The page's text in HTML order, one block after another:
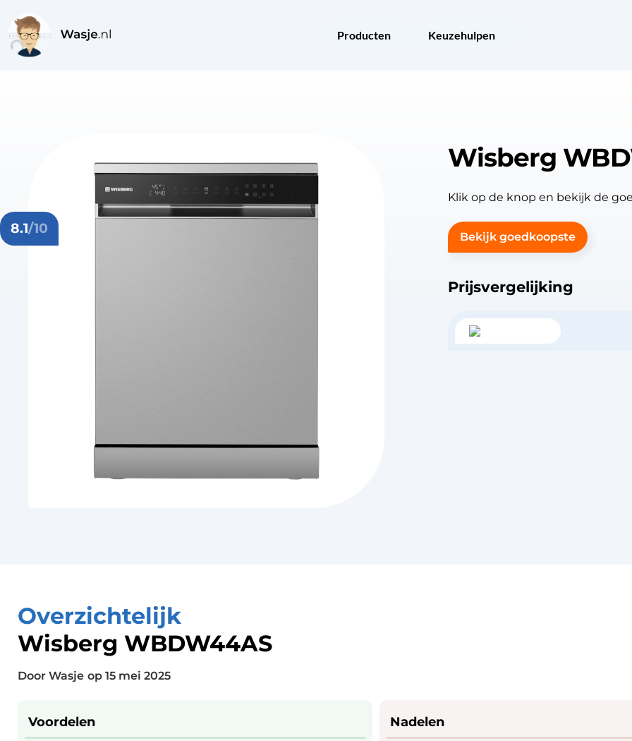
Producten Keuzehulpen
8.1/10
Wisberg
Klik op de knop en bekijk de
Bekijk goedkoopste
Prijsvergelijking
Overzichtelijk
Wisberg WBDW44AS
Door Wasje op 15 mei 2025
Voordelen Nadelen